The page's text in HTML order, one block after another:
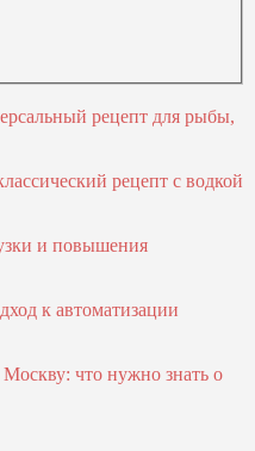
рецепт для рыбы,
рецепт с водкой
и повышения
к автоматизации
что нужно знать о